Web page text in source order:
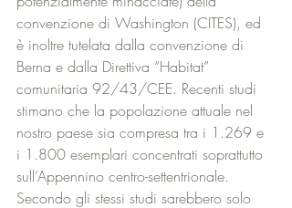
convenzione di Washington (CITES), ed
è inoltre tutelata dalla convenzione di
Berna e dalla Direttiva “Habitat”
comunitaria 92/43/CEE. Recenti studi
stimano che la popolazione attuale nel
nostro paese sia compresa tra i 1.269 e
i 1.800 esemplari concentrati soprattutto
sull’Appennino centro-settentrionale.
Secondo gli stessi studi sarebbero solo